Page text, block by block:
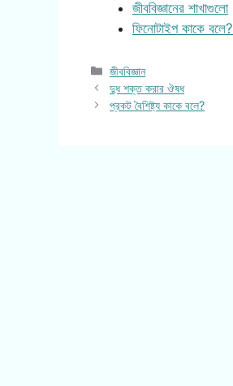
জীববিজ্ঞানের শাখাগুলো
ফিনোটাইপ কাকে বলে?
Categories
জীববিজ্ঞান
দুধ শক্ত করার ঔষধ
প্রকট বৈশিষ্ট্য কাকে বলে?